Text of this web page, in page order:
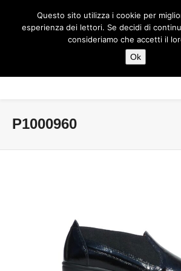
P1000960
Questo sito utilizza i cookie per
esperienza dei lettori. Se decidi di
consideriamo che accetti il
Ok